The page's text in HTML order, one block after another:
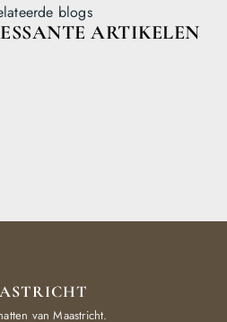
blogs
ARTIKELEN
van Maastricht.